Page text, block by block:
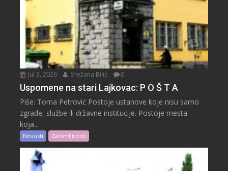
Jul 3, 2026 Snežana Bilić 0
Uspomene na stari Lajkovac: P O Š T A
Piše: Toma Petrović Postoje ustanove koje nisu samo
zgrade, službe ili državne institucije. Postoje mesta
koja...
Novosti Zanimljivosti